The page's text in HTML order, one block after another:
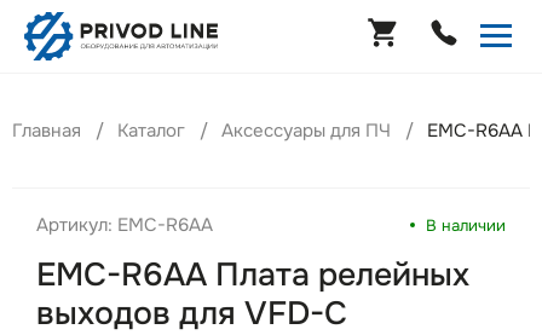
Главная Каталог Аксессуары для ПЧ EMC-R6AA
Артикул: EMC-R6AA В наличии
EMC-R6AA Плата релейных
выходов для VFD-C